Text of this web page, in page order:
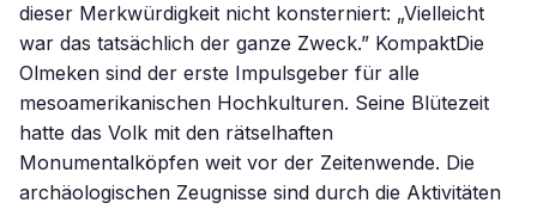
dieser Merkwürdigkeit nicht konsterniert: „Vielleicht
war das tatsächlich der ganze Zweck.” KompaktDie
Olmeken sind der erste Impulsgeber für alle
mesoamerikanischen Hochkulturen. Seine Blütezeit
hatte das Volk mit den rätselhaften
Monumentalköpfen weit vor der Zeitenwende. Die
archäologischen Zeugnisse sind durch die Aktivitäten